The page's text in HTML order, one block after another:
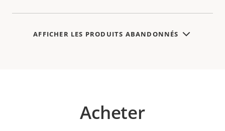
AFFICHER LES PRODUITS ABANDONNÉS
Acheter